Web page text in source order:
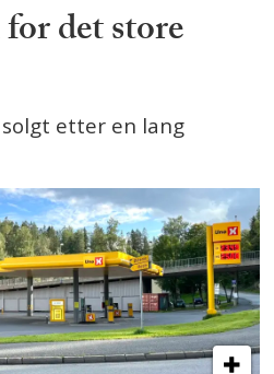
det store
etter en lang